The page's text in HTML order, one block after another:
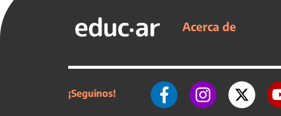
Acerca de
¡Seguinos!